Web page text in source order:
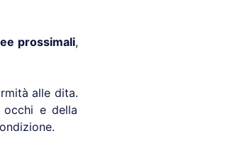
prossimali,
alle dita.
occhi e della